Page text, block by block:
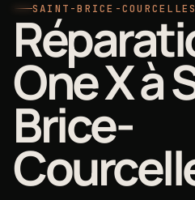
SAINT-BRICE-
One X à
Brice-